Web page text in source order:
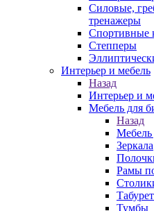
Силовые,
тренажеры
Спортивные
Степперы
Интерьер и мебель
Назад
Интерьер и
Мебель для
Назад
Мебель
Зеркала
Рамы
Тумбы